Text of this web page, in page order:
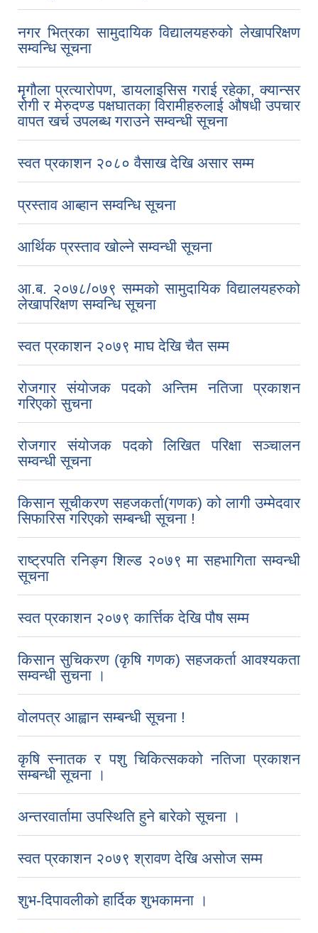
नगर भित्रका सामुदायिक विद्यालयहरुको लेखापरिक्षण
सम्वन्धि सूचना
मृगौला प्रत्यारोपण, डायलाइसिस गराई रहेका, क्यान्सर
रोगी र मेरुदण्ड पक्षघातका विरामीहरुलाई औषधी उपचार
वापत खर्च उपलब्ध गराउने सम्वन्धी सूचना
स्वत प्रकाशन २०८० वैसाख देखि असार सम्म
प्रस्ताव आब्हान सम्वन्धि सूचना
आर्थिक प्रस्ताव खोल्ने सम्वन्धी सूचना
आ.ब. २०७८/०७९ सम्मको सामुदायिक विद्यालयहरुको
लेखापरिक्षण सम्वन्धि सूचना
स्वत प्रकाशन २०७९ माघ देखि चैत सम्म
रोजगार संयोजक पदको अन्तिम नतिजा प्रकाशन
गरिएको सुचना
रोजगार संयोजक पदको लिखित परिक्षा सञ्‍चालन
सम्वन्धी सूचना
किसान सूचीकरण सहजकर्ता(गणक) को लागी उम्मेदवार
सिफारिस गरिएको सम्बन्धी सूचना !
राष्ट्रपति रनिङ्ग शिल्ड २०७९ मा सहभागिता सम्वन्धी
सूचना
स्वत प्रकाशन २०७९ कार्त्तिक देखि पौष सम्म
किसान सुचिकरण (कृषि गणक) सहजकर्ता आवश्यकता
सम्वन्धी सुचना ।
वोलपत्र आह्वान सम्बन्धी सूचना !
कृषि स्नातक र पशु चिकित्सकको नतिजा प्रकाशन
सम्बन्धी सूचना ।
अन्तरवार्तामा उपस्थिति हुने बारेको सूचना ।
स्वत प्रकाशन २०७९ श्रावण देखि असोज सम्म
शुभ-दिपावलीको हार्दिक शुभकामना ।